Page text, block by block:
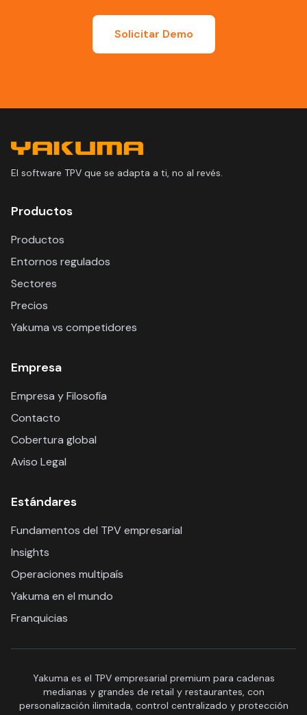
Solicitar Demo
El software TPV que se adapta a ti, no al revés.
Productos
Productos
Entornos regulados
Sectores
Precios
Yakuma vs competidores
Empresa
Empresa y Filosofía
Contacto
Cobertura global
Aviso Legal
Estándares
Fundamentos del TPV empresarial
Insights
Operaciones multipaís
Yakuma en el mundo
Franquicias
Yakuma es el TPV empresarial premium para cadenas
medianas y grandes de retail y restaurantes, con
personalización ilimitada, control centralizado y protección